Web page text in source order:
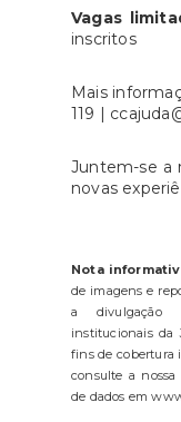
Vagas
inscritos
Mais
119 |
Juntem-se a
novas
Nota
de imagens e
a divulgação
institucionais da
fins de cobertura
consulte a
de dados em